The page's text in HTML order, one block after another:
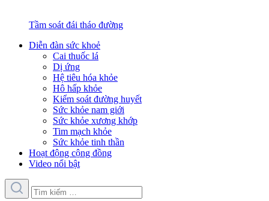
Tầm soát đái tháo đường
Diễn đàn sức khoẻ
Cai thuốc lá
Dị ứng
Hệ tiêu hóa khỏe
Hô hấp khỏe
Kiểm soát đường huyết
Sức khỏe nam giới
Sức khỏe xương khớp
Tim mạch khỏe
Sức khỏe tinh thần
Hoạt động cộng đồng
Video nổi bật